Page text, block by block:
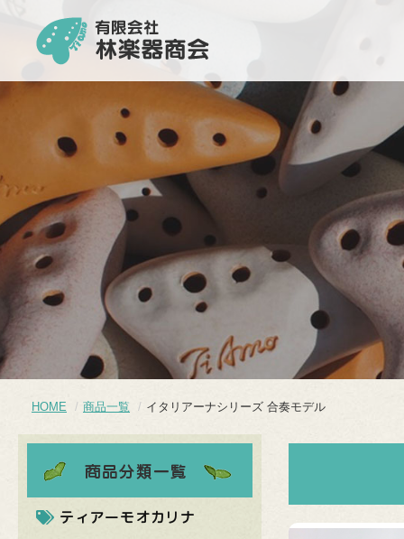
HOME 商品一覧 イタリアーナシリーズ 合奏モデル
ティアーモオカリナ